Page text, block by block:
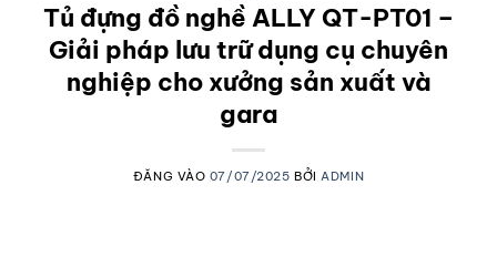
Tủ đựng đồ nghề ALLY QT-PT01 –
Giải pháp lưu trữ dụng cụ chuyên
nghiệp cho xưởng sản xuất và
gara
ĐĂNG VÀO 07/07/2025 BỞI ADMIN